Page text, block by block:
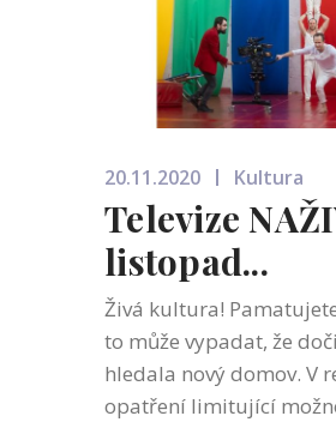
20.11.2020 Kultura
Televize
listopad...
Živá kultura!
to může vypadat, že
hledala nový domov. V
opatření limitující